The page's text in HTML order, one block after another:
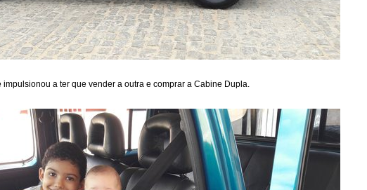
impulsionou a ter que vender a outra e comprar a Cabine Dupla.